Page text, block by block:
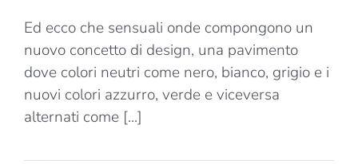
Ed ecco che sensuali onde compongono un
nuovo concetto di design, una pavimento
dove colori neutri come nero, bianco, grigio e i
nuovi colori azzurro, verde e viceversa
alternati come [...]